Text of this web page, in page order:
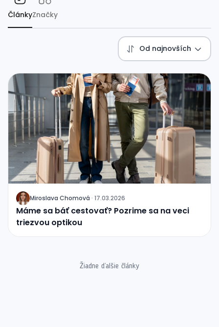
ČlánkyZnačky
Od najnovších
J Miroslava Chomová · 17.03.2026
Máme sa báť cestovať? Pozrime sa na veci
triezvou optikou
Žiadne ďalšie články